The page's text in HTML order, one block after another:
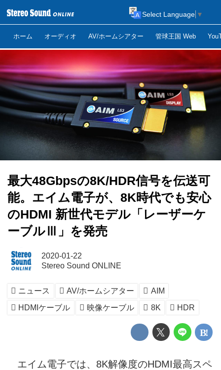
ホーム オーディオ AV/ホームシアター 管球王国 Web
Select Language ▼
最大48Gbpsの8K/HDR信号を伝送可
能。エイム電子が、8K時代でも安心
のHDMI 新世代モデル「レーザーケ
ーブルⅢ」を発売
2020-01-22
Stereo Sound ONLINE
ニュース AV/ホームシアター
AIM
HDMIケーブル
映像ケーブル 8K HDR
エイム電子では、8K解像度のHDMI最高スペ